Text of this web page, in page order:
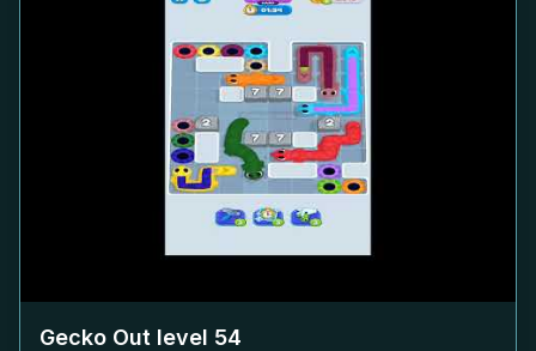
Gecko Out level 54